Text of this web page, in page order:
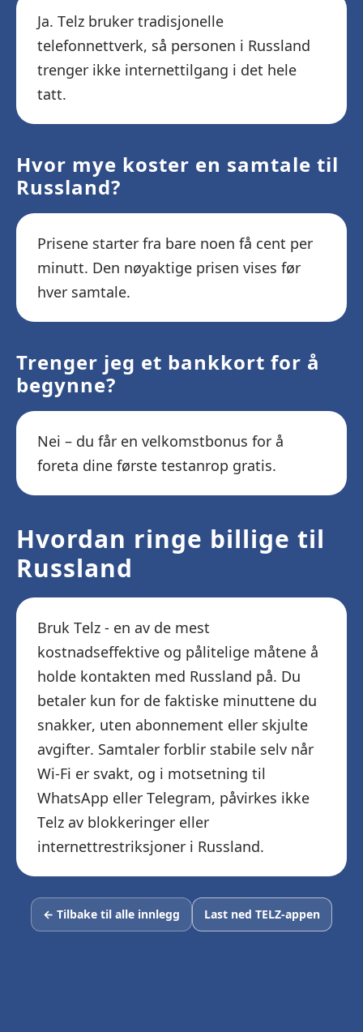
Ja. Telz bruker tradisjonelle
telefonnettverk, så personen i Russland
trenger ikke internettilgang i det hele
tatt.
Hvor mye koster en samtale til
Russland?
Prisene starter fra bare noen få cent per
minutt. Den nøyaktige prisen vises før
hver samtale.
Trenger jeg et bankkort for å
begynne?
Nei – du får en velkomstbonus for å
foreta dine første testanrop gratis.
Hvordan ringe billige til
Russland
Bruk Telz - en av de mest
kostnadseffektive og pålitelige måtene å
holde kontakten med Russland på. Du
betaler kun for de faktiske minuttene du
snakker, uten abonnement eller skjulte
avgifter. Samtaler forblir stabile selv når
Wi-Fi er svakt, og i motsetning til
WhatsApp eller Telegram, påvirkes ikke
Telz av blokkeringer eller
internettrestriksjoner i Russland.
← Tilbake til alle innlegg Last ned TELZ-appen